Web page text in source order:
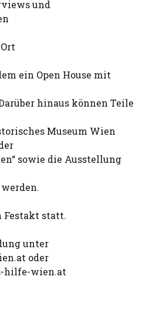
und
ein Open House mit
hinaus können Teile
Museum Wien
sowie die Ausstellung
Festakt statt.
unter
oder
hilfe-wien.at